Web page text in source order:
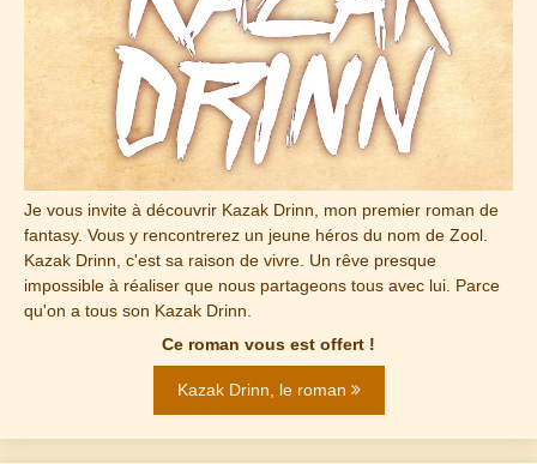
Je vous invite à découvrir Kazak Drinn, mon premier roman de
fantasy. Vous y rencontrerez un jeune héros du nom de Zool.
Kazak Drinn, c'est sa raison de vivre. Un rêve presque
impossible à réaliser que nous partageons tous avec lui. Parce
qu'on a tous son Kazak Drinn.
Ce roman vous est offert !
Kazak Drinn, le roman